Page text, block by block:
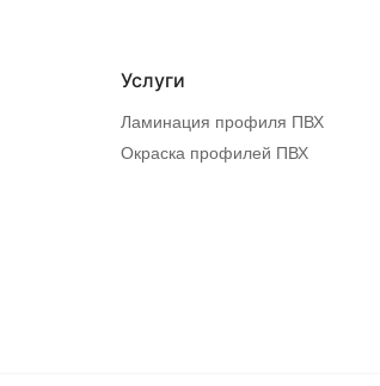
Услуги
Ламинация профиля ПВХ
Окраска профилей ПВХ